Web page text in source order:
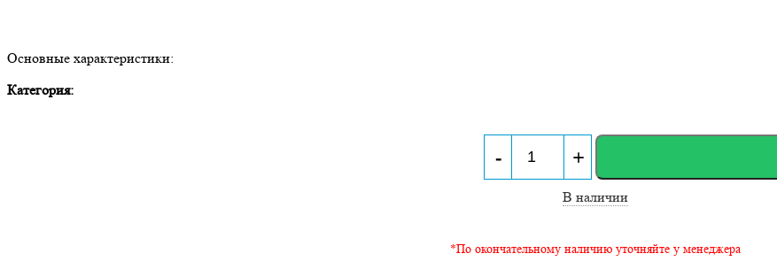
Основные характеристики:
Категория:
- +
В наличии
*По окончательному наличию уточняйте у менеджера